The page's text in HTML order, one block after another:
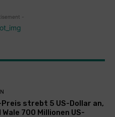
-
Preis strebt 5 US-Dollar an,
700 Millionen US-